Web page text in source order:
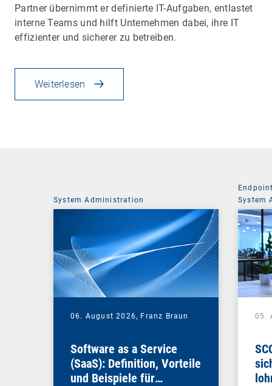
Partner übernimmt er definierte IT-Aufgaben, entlastet
interne Teams und hilft Unternehmen dabei, ihre IT
effizienter und sicherer zu betreiben.
Weiterlesen
System Administration
06. August 2026, Franz Braun
Software as a Service
(SaaS): Definition, Vorteile
und Beispiele für
System
05.